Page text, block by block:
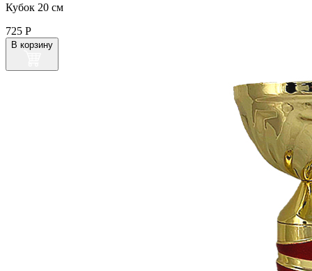
Кубок 20 см
725 Р
В корзину